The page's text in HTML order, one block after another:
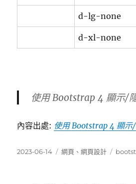
d-lg-none
d-xl-none
使用 Bootstrap 4 顯示/
內容出處: 使用 Bootstrap 4 顯
發
2023-06-14
分
網頁 、網頁設計
標